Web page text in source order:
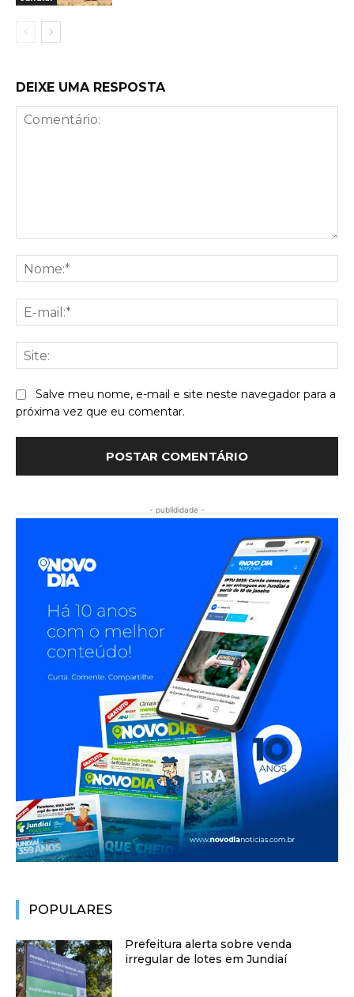
DEIXE UMA RESPOSTA
Salve meu nome, e-mail e site neste navegador para a
próxima vez que eu comentar.
- publididade -
POPULARES
Prefeitura alerta sobre venda
irregular de lotes em Jundiaí